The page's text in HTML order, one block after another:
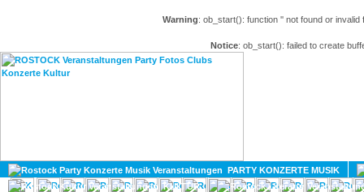
Warning: ob_start(): function '' not found or
Notice: ob_start(): failed to create
PARTY KONZERTE MUSIK
KULTUR